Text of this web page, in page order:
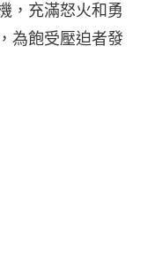
，充滿怒火和勇
為飽受壓迫者發